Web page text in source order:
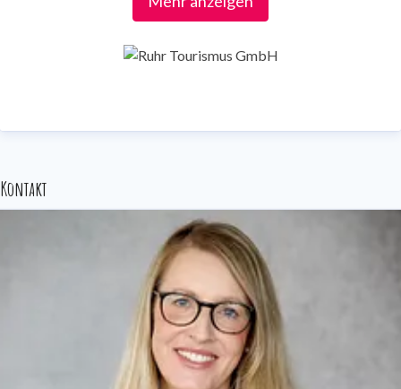
der Region.
Die Federführung folgender Projekte und
RuhrtalRadweg
Römer-Lippe-Route
Route Industriekultur
ExtraSchicht
Tag der Trinkhallen
Kontakt